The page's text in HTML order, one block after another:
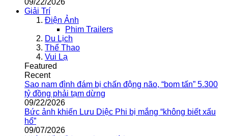
09/22/2026
Giải Trí
Điện Ảnh
Phim Trailers
Du Lịch
Thể Thao
Vui Lạ
Featured
Recent
Sao nam đình đám bị chấn động não, “bom tấn” 5.300
tỷ đồng phải tạm dừng
09/22/2026
Bức ảnh khiến Lưu Diệc Phi bị mắng “không biết xấu
hổ”
09/07/2026